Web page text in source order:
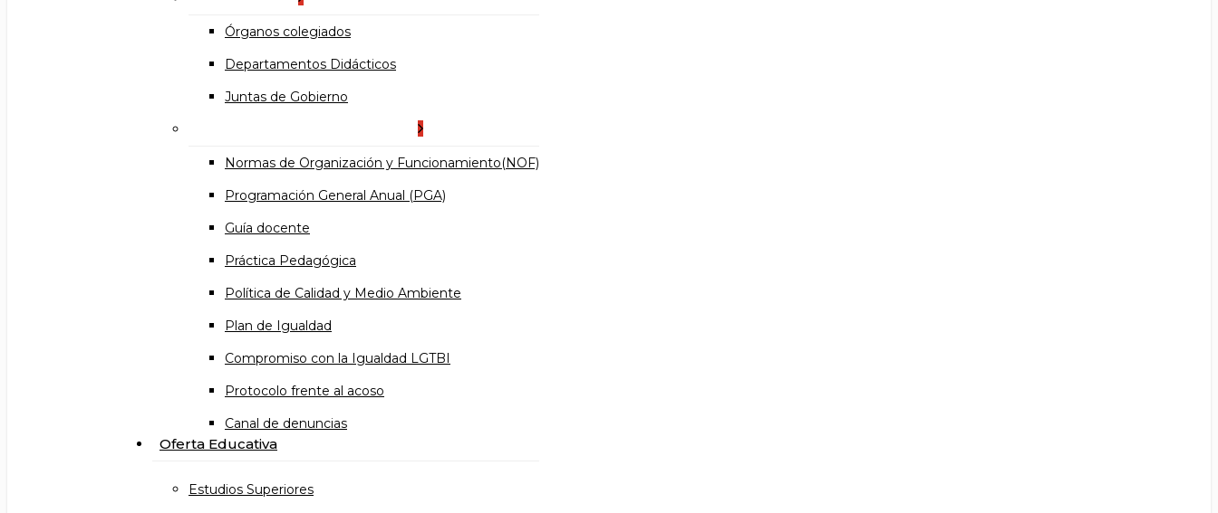
Órganos colegiados
Departamentos Didácticos
Juntas de Gobierno
Normas de Organización y Funcionamiento(NOF)
Programación General Anual (PGA)
Guía docente
Práctica Pedagógica
Política de Calidad y Medio Ambiente
Plan de Igualdad
Compromiso con la Igualdad LGTBI
Protocolo frente al acoso
Canal de denuncias
Oferta Educativa
Estudios Superiores